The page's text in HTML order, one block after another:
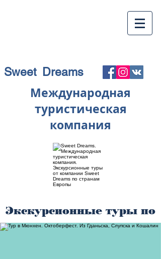
Sweet Dreams
Международная
туристическая
компания
Экскурсионные туры по
странам Европы